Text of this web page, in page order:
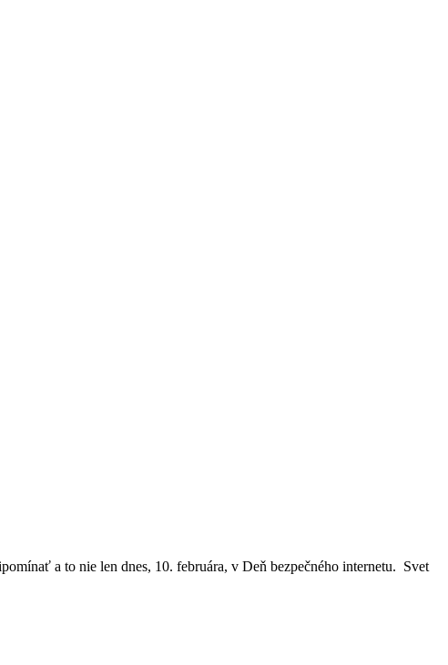
a to nie len dnes, 10. februára, v Deň bezpečného internetu. Svet